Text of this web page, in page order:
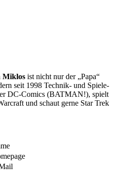
Miklos ist nicht nur der „Papa“
seit 1998 Technik- und Spiele-
DC-Comics (BATMAN!), spielt
und schaut gerne Star Trek